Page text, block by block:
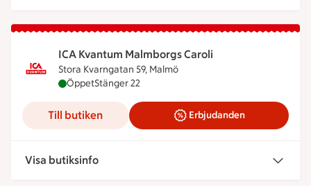
ICA Kvantum Malmborgs Caroli
Stora Kvarngatan 59, Malmö
ICA Kvantum Malmborgs Caroli är öppen nu,
ÖppetStänger 22
Till butiken Erbjudanden
Visa butiksinfo